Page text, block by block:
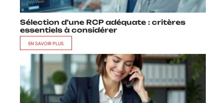
Sélection d’une RCP adéquate : critères
essentiels à considérer
EN SAVOIR PLUS